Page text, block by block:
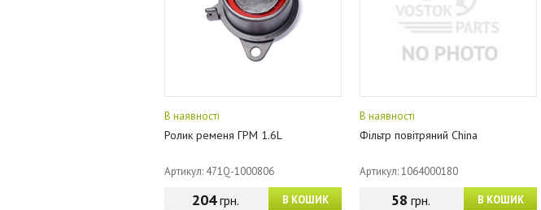
В наявності
Ролик ременя ГРМ 1.6L
Артикул: 471Q-1000806
В КОШИК
204грн.
В наявності
Фільтр повітряний China
Артикул: 1064000180
В КОШИК
58 грн.